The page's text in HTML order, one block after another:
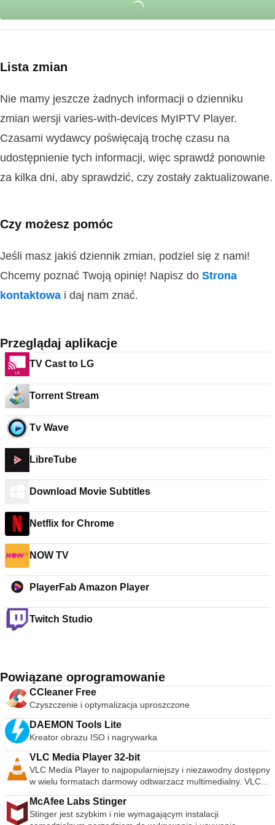
Lista zmian
Nie mamy jeszcze żadnych informacji o dzienniku
zmian wersji varies-with-devices MyIPTV Player.
Czasami wydawcy poświęcają trochę czasu na
udostępnienie tych informacji, więc sprawdź ponownie
za kilka dni, aby sprawdzić, czy zostały zaktualizowane.
Czy możesz pomóc
Jeśli masz jakiś dziennik zmian, podziel się z nami!
Chcemy poznać Twoją opinię! Napisz do Strona
kontaktowa i daj nam znać.
Przeglądaj aplikacje
TV Cast to LG
Torrent Stream
Tv Wave
LibreTube
Download Movie Subtitles
Netflix for Chrome
NOW TV
PlayerFab Amazon Player
Twitch Studio
Powiązane oprogramowanie
CCleaner Free
Czyszczenie i optymalizacja uproszczone
DAEMON Tools Lite
Kreator obrazu ISO i nagrywarka
VLC Media Player 32-bit
VLC Media Player to najpopularniejszy i niezawodny dostępny
w wielu formatach darmowy odtwarzacz multimedialny. VLC
Media Player został publicznie wydany w 2001 roku przez
organizację non-profit VideoLAN Project. VLC Media Player
szybko stał się bardzo popularny dzięki wszechstronnym
McAfee Labs Stinger
Stinger jest szybkim i nie wymagającym instalacji